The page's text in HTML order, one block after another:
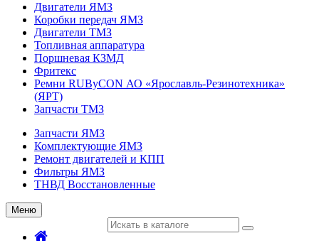
Двигатели ЯМЗ
Коробки передач ЯМЗ
Двигатели ТМЗ
Топливная аппаратура
Поршневая КЗМД
Фритекс
Ремни RUByCON АО «Ярославль-Резинотехника»
(ЯРТ)
Запчасти ТМЗ
Запчасти ЯМЗ
Комплектующие ЯМЗ
Ремонт двигателей и КПП
Фильтры ЯМЗ
ТНВД Восстановленные
Меню